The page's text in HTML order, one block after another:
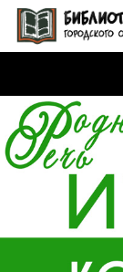
СОДЕРЖИМОМУ